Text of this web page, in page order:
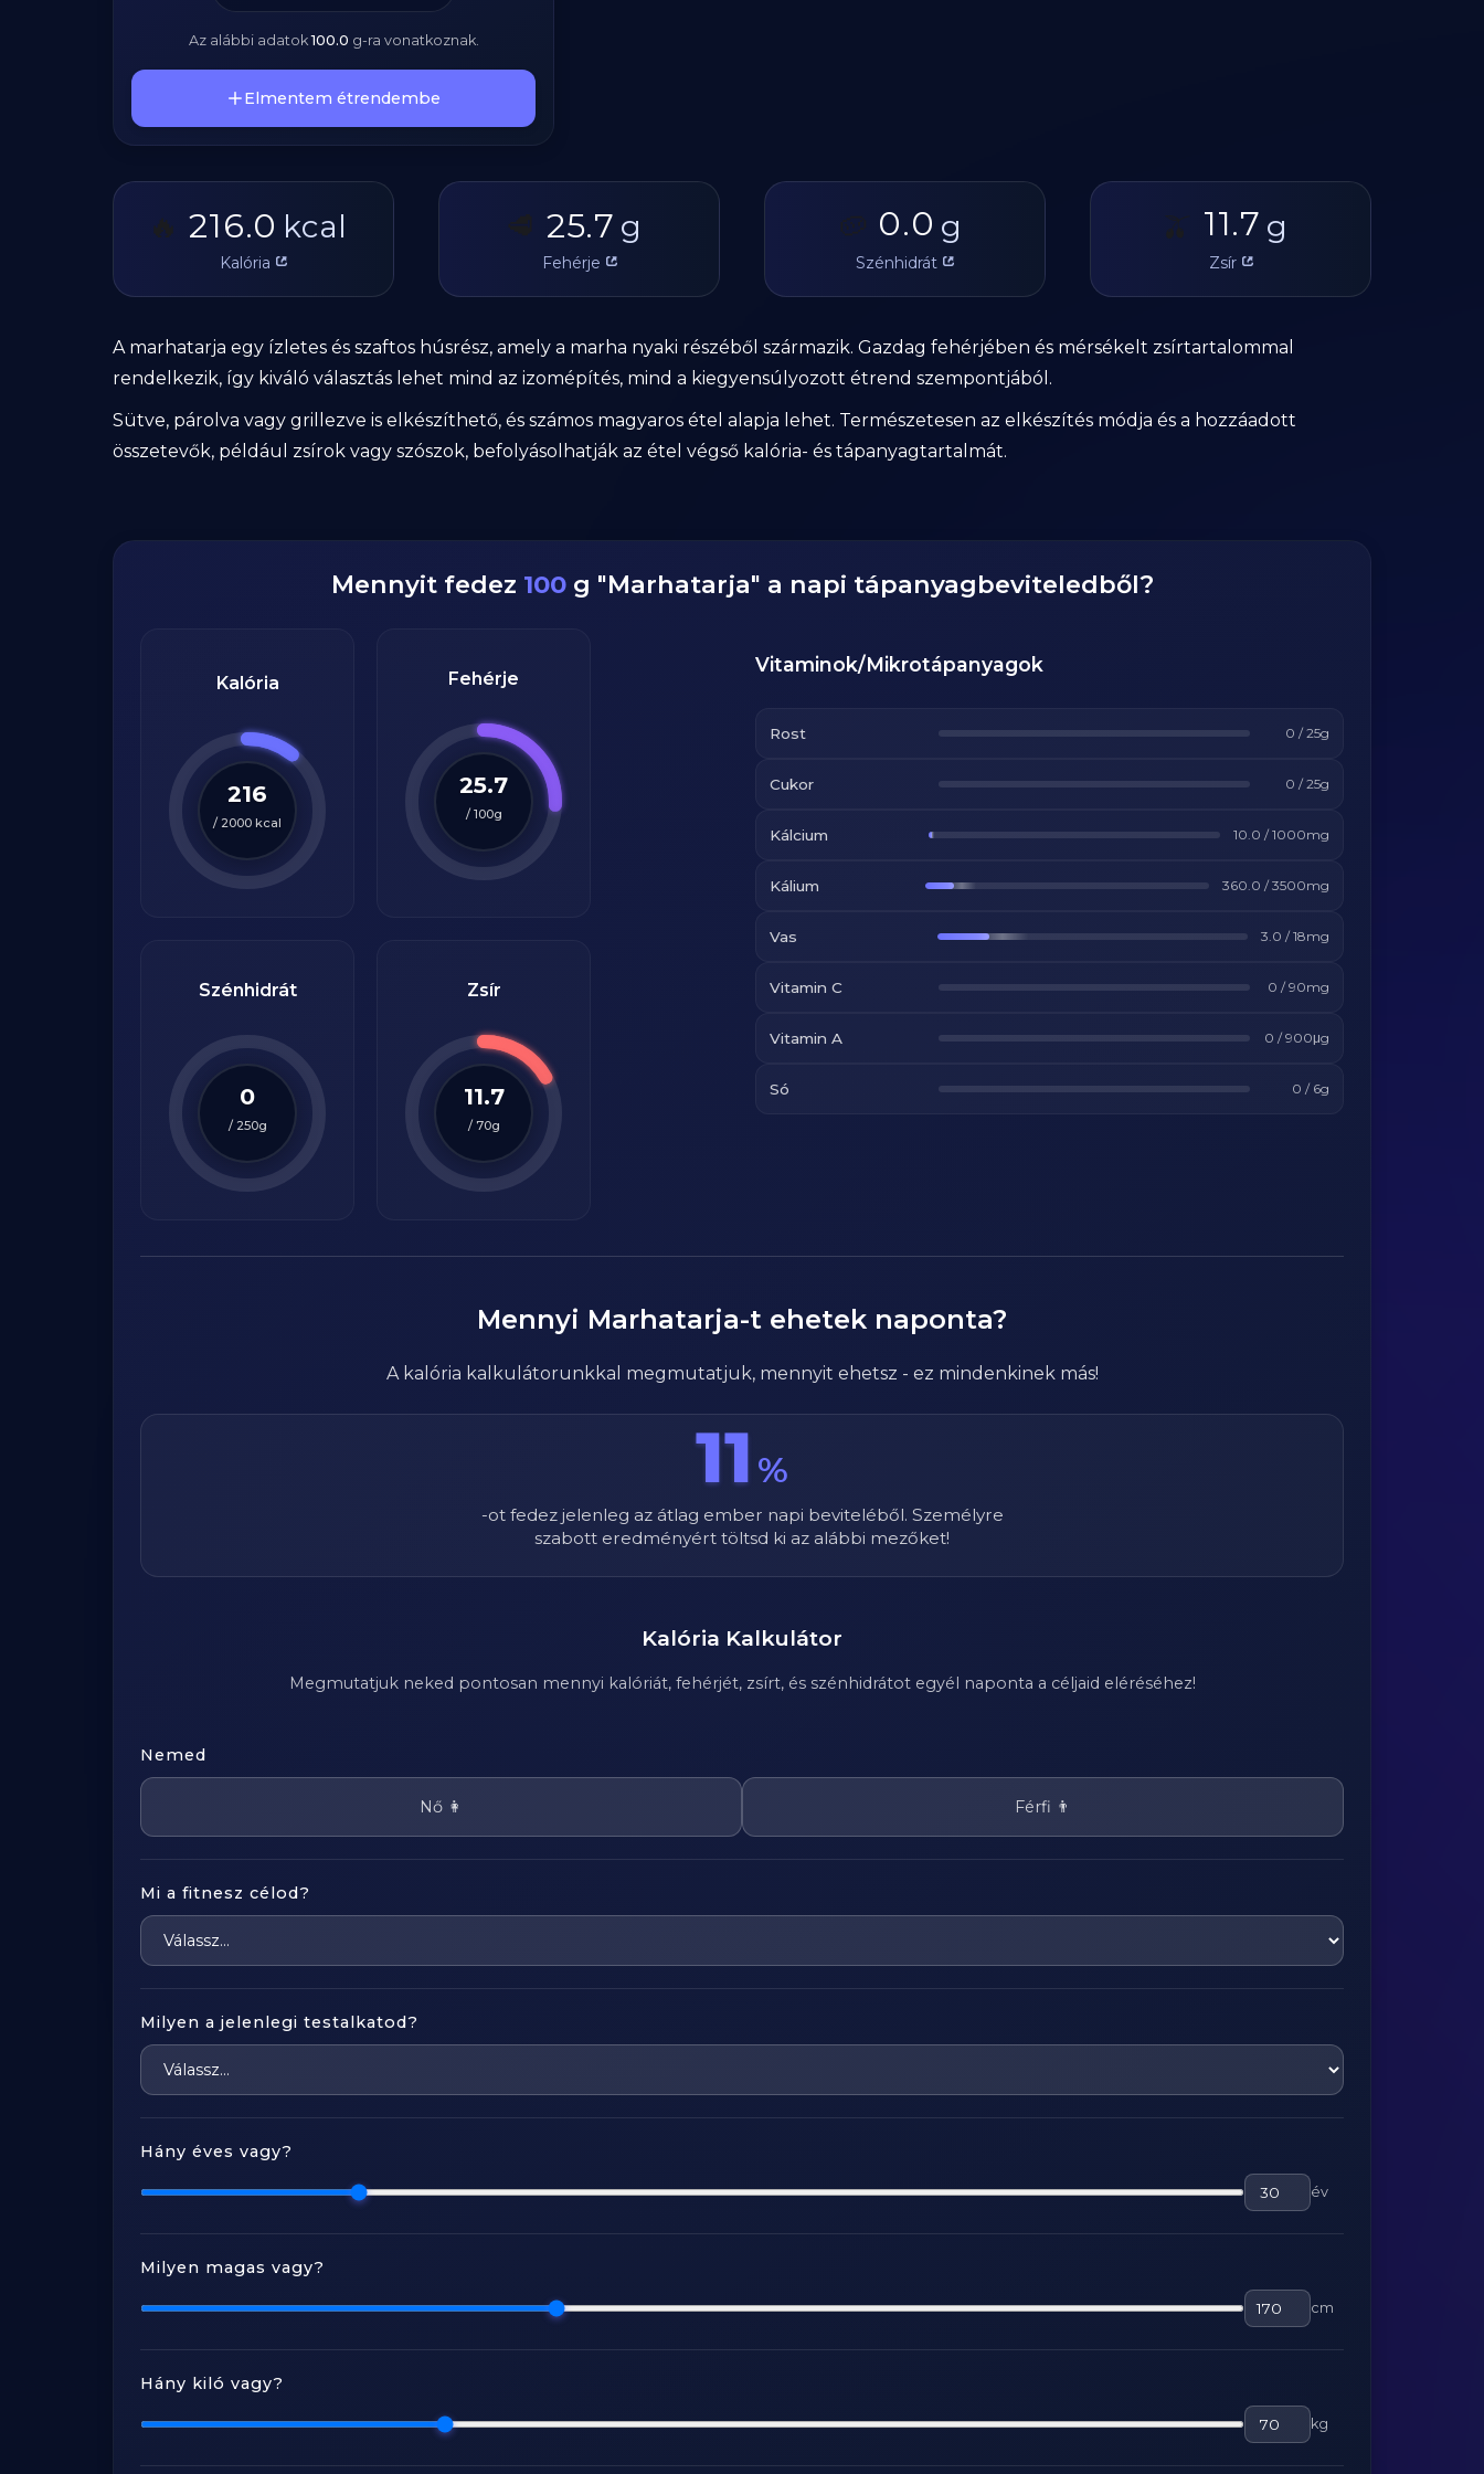
Az alábbi adatok100.0 g-ra vonatkoznak.
Elmentem étrendembe
🔥 216.0 kcal
Kalória
🥩 25.7 g
Fehérje
🥔 0.0 g
Szénhidrát
🫒 11.7 g
Zsír
A marhatarja egy ízletes és szaftos húsrész, amely a marha nyaki részéből származik. Gazdag fehérjében és mérsékelt zsírtartalommal
rendelkezik, így kiváló választás lehet mind az izomépítés, mind a kiegyensúlyozott étrend szempontjából.
Sütve, párolva vagy grillezve is elkészíthető, és számos magyaros étel alapja lehet. Természetesen az elkészítés módja és a hozzáadott
összetevők, például zsírok vagy szószok, befolyásolhatják az étel végső kalória- és tápanyagtartalmát.
Mennyit fedez 100 g "Marhatarja" a napi tápanyagbeviteledből?
Kalória
216
/ 2000 kcal
Fehérje
25.7
/100g
Szénhidrát
0
/ 250g
Zsír
11.7
/70g
Vitaminok/Mikrotápanyagok
Rost 0 /25g
Cukor 0 /25g
Kálcium 10.0 /1000mg
Kálium 360.0 /3500mg
Vas 3.0 /18mg
Vitamin C 0 /90mg
Vitamin A 0 /900μg
Só 0 / 6g
Mennyi Marhatarja-t ehetek naponta?
A kalória kalkulátorunkkal megmutatjuk, mennyit ehetsz - ez mindenkinek más!
11 %
-ot fedez jelenleg az átlag ember napi beviteléből. Személyre
szabott eredményért töltsd ki az alábbi mezőket!
Kalória Kalkulátor
Megmutatjuk neked pontosan mennyi kalóriát, fehérjét, zsírt, és szénhidrátot egyél naponta a céljaid eléréséhez!
Nemed
Nő 👩 Férfi 👨
Mi a fitnesz célod?
Milyen a jelenlegi testalkatod?
Hány éves vagy?
év
Milyen magas vagy?
cm
Hány kiló vagy?
kg